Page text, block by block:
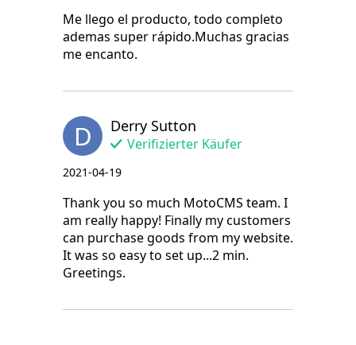
Me llego el producto, todo completo
ademas super rápido.Muchas gracias
me encanto.
D Derry Sutton
Verifizierter Käufer
2021-04-19
Thank you so much MotoCMS team. I
am really happy! Finally my customers
can purchase goods from my website.
It was so easy to set up...2 min.
Greetings.